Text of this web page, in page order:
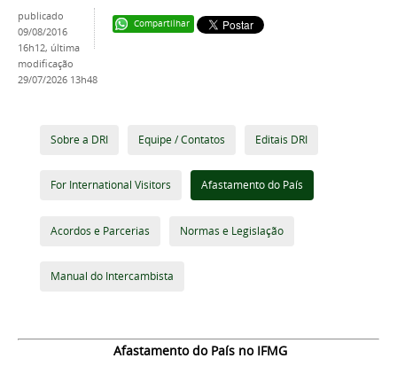
Compartilhar
publicado
09/08/2016
16h12, última
modificação
29/07/2026 13h48
Sobre a DRI Equipe / Contatos Editais DRI
For International Visitors Afastamento do País
Acordos e Parcerias Normas e Legislação
Manual do Intercambista
Afastamento do País no IFMG